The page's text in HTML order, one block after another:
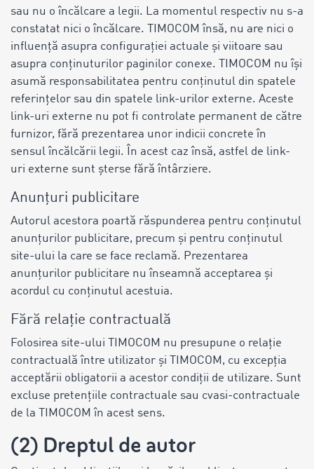
sau nu o încălcare a legii. La momentul respectiv nu s-a
constatat nici o încălcare. TIMOCOM însă, nu are nici o
influență asupra configurației actuale și viitoare sau
asupra conținuturilor paginilor conexe. TIMOCOM nu își
asumă responsabilitatea pentru conținutul din spatele
referințelor sau din spatele link-urilor externe. Aceste
link-uri externe nu pot fi controlate permanent de către
furnizor, fără prezentarea unor indicii concrete în
sensul încălcării legii. În acest caz însă, astfel de link-
uri externe sunt șterse fără întârziere.
Anunțuri publicitare
Autorul acestora poartă răspunderea pentru conținutul
anunțurilor publicitare, precum și pentru conținutul
site-ului la care se face reclamă. Prezentarea
anunțurilor publicitare nu înseamnă acceptarea și
acordul cu conținutul acestuia.
Fără relație contractuală
Folosirea site-ului TIMOCOM nu presupune o relație
contractuală între utilizator și TIMOCOM, cu excepția
acceptării obligatorii a acestor condiții de utilizare. Sunt
excluse pretențiile contractuale sau cvasi-contractuale
de la TIMOCOM în acest sens.
(2) Dreptul de autor